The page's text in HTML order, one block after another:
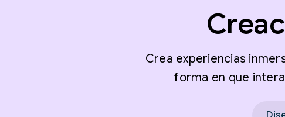
Crea experiencias
forma en que